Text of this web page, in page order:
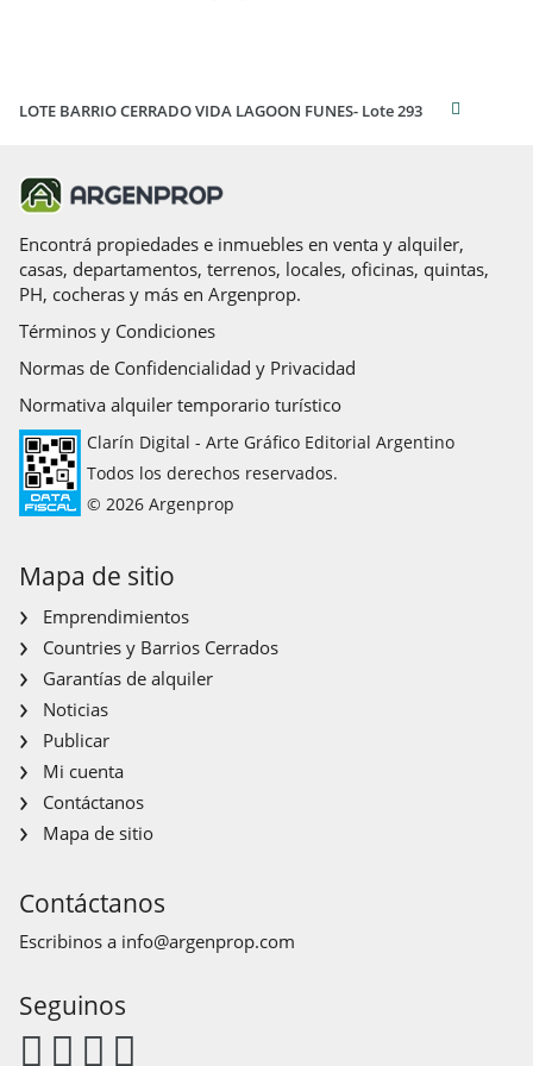
LOTE BARRIO CERRADO VIDA LAGOON FUNES- Lote 293
Encontrá propiedades e inmuebles en venta y alquiler,
casas, departamentos, terrenos, locales, oficinas, quintas,
PH, cocheras y más en Argenprop.
Términos y Condiciones
Normas de Confidencialidad y Privacidad
Normativa alquiler temporario turístico
Clarín Digital - Arte Gráfico Editorial Argentino
Todos los derechos reservados.
© 2026 Argenprop
Mapa de sitio
Emprendimientos
Countries y Barrios Cerrados
Garantías de alquiler
Noticias
Publicar
Mi cuenta
Contáctanos
Mapa de sitio
Contáctanos
Escribinos a info@argenprop.com
Seguinos